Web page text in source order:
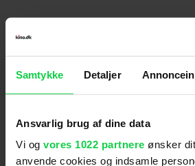
Samtykke Detaljer
Ansvarlig brug af dine data
Vi og vores 1022 partnere ønsker
anvende cookies og indsamle
(5)
Berlingske